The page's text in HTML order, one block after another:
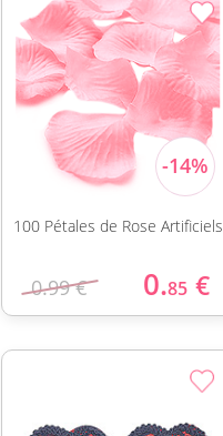
100 Pétales de Rose Artificiels
0.99 € 0.85 €